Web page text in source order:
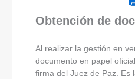
Obtención de
Al realizar la gestión en
documento en papel
firma del Juez de Paz. Es